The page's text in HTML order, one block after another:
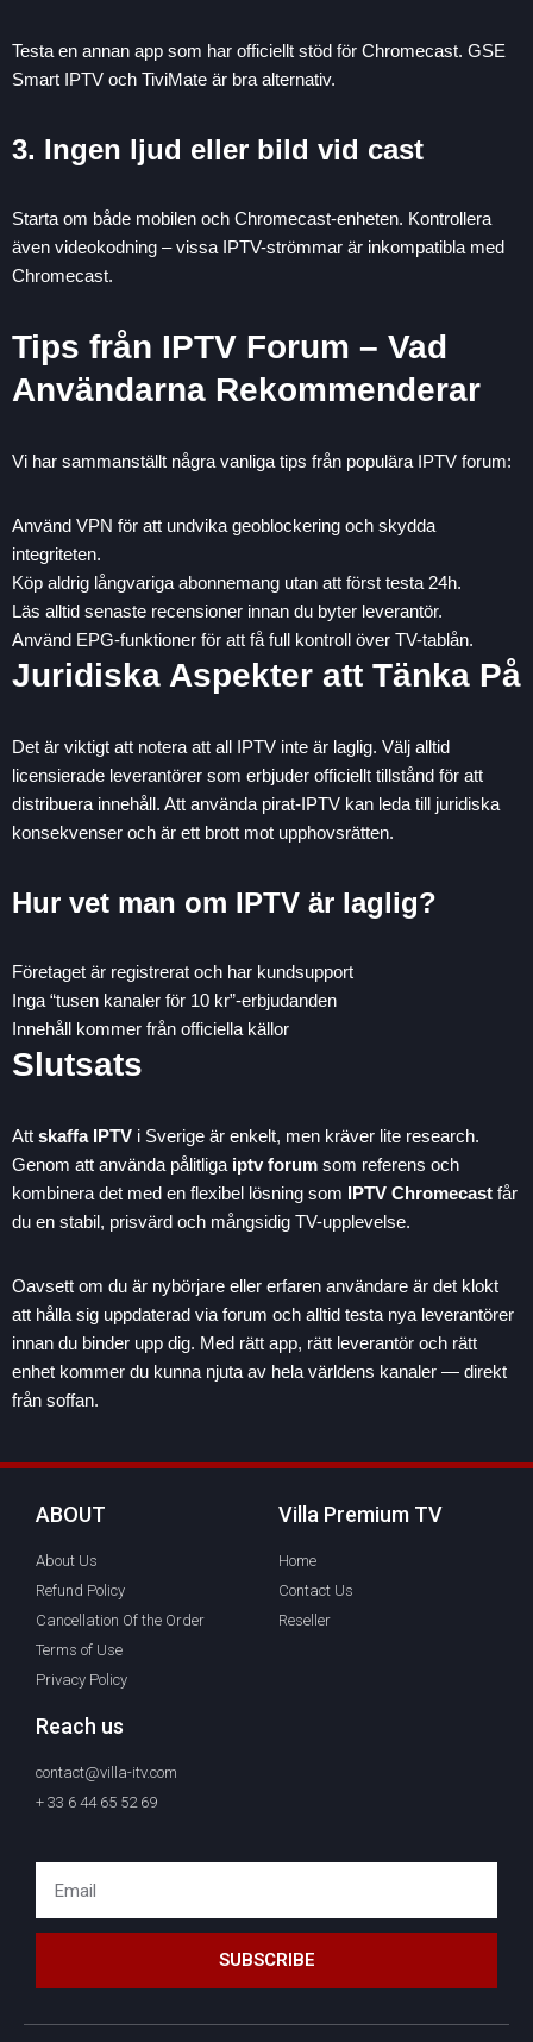
Testa en annan app som har officiellt stöd för Chromecast. GSE
Smart IPTV och TiviMate är bra alternativ.
3. Ingen ljud eller bild vid cast
Starta om både mobilen och Chromecast-enheten. Kontrollera
även videokodning – vissa IPTV-strömmar är inkompatibla med
Chromecast.
Tips från IPTV Forum – Vad
Användarna Rekommenderar
Vi har sammanställt några vanliga tips från populära IPTV forum:
Använd VPN för att undvika geoblockering och skydda
integriteten.
Köp aldrig långvariga abonnemang utan att först testa 24h.
Läs alltid senaste recensioner innan du byter leverantör.
Använd EPG-funktioner för att få full kontroll över TV-tablån.
Juridiska Aspekter att Tänka På
Det är viktigt att notera att all IPTV inte är laglig. Välj alltid
licensierade leverantörer som erbjuder officiellt tillstånd för att
distribuera innehåll. Att använda pirat-IPTV kan leda till juridiska
konsekvenser och är ett brott mot upphovsrätten.
Hur vet man om IPTV är laglig?
Företaget är registrerat och har kundsupport
Inga “tusen kanaler för 10 kr”-erbjudanden
Innehåll kommer från officiella källor
Slutsats
Att skaffa IPTV i Sverige är enkelt, men kräver lite research.
Genom att använda pålitliga iptv forum som referens och
kombinera det med en flexibel lösning som IPTV Chromecast får
du en stabil, prisvärd och mångsidig TV-upplevelse.
Oavsett om du är nybörjare eller erfaren användare är det klokt
att hålla sig uppdaterad via forum och alltid testa nya leverantörer
innan du binder upp dig. Med rätt app, rätt leverantör och rätt
enhet kommer du kunna njuta av hela världens kanaler — direkt
från soffan.
ABOUT
About Us
Refund Policy
Cancellation Of the Order
Terms of Use
Privacy Policy
Villa Premium TV
Home
Contact Us
Reseller
Reach us
contact@villa-itv.com
+ 33 6 44 65 52 69
SUBSCRIBE